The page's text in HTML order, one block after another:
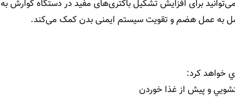
کودک شما بیش از ۲ سال سن دارد، می‌توانید برای افزایش تشکیل باکتری‌های مفید در دستگاه گوارش به
به عمل هضم و تقویت سیستم ایمنی بدن کمک می‌کند.
خواهد كرد: